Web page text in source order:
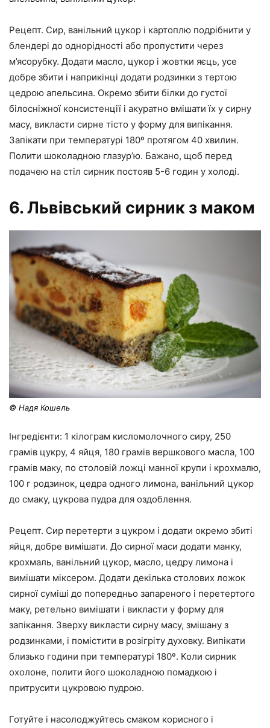
Рецепт. Сир, ванільний цукор і картоплю подрібнити у
блендері до однорідності або пропустити через
м’ясорубку. Додати масло, цукор і жовтки яєць, усе
добре збити і наприкінці додати родзинки з тертою
цедрою апельсина. Окремо збити білки до густої
білосніжної консистенції і акуратно вмішати їх у сирну
масу, викласти сирне тісто у форму для випікання.
Запікати при температурі 180º протягом 40 хвилин.
Полити шоколадною глазур’ю. Бажано, щоб перед
подачею на стіл сирник постояв 5-6 годин у холоді.
6. Львівський сирник з маком
© Надя Кошель
Інгредієнти: 1 кілограм кисломолочного сиру, 250
грамів цукру, 4 яйця, 180 грамів вершкового масла, 100
грамів маку, по столовій ложці манної крупи і крохмалю,
100 г родзинок, цедра одного лимона, ванільний цукор
до смаку, цукрова пудра для оздоблення.
Рецепт. Сир перетерти з цукром і додати окремо збиті
яйця, добре вимішати. До сирної маси додати манку,
крохмаль, ванільний цукор, масло, цедру лимона і
вимішати міксером. Додати декілька столових ложок
сирної суміші до попередньо запареного і перетертого
маку, ретельно вимішати і викласти у форму для
запікання. Зверху викласти сирну масу, змішану з
родзинками, і помістити в розігріту духовку. Випікати
близько години при температурі 180º. Коли сирник
охолоне, полити його шоколадною помадкою і
притрусити цукровою пудрою.
Готуйте і насолоджуйтесь смаком корисного і